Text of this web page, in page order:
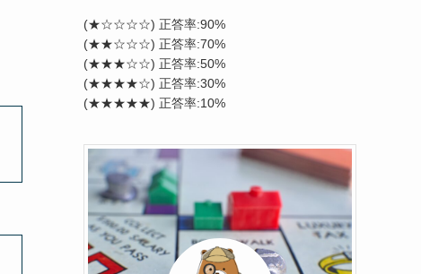
(★☆☆☆☆) 正答率:90%
(★★☆☆☆) 正答率:70%
(★★★☆☆) 正答率:50%
(★★★★☆) 正答率:30%
(★★★★★) 正答率:10%